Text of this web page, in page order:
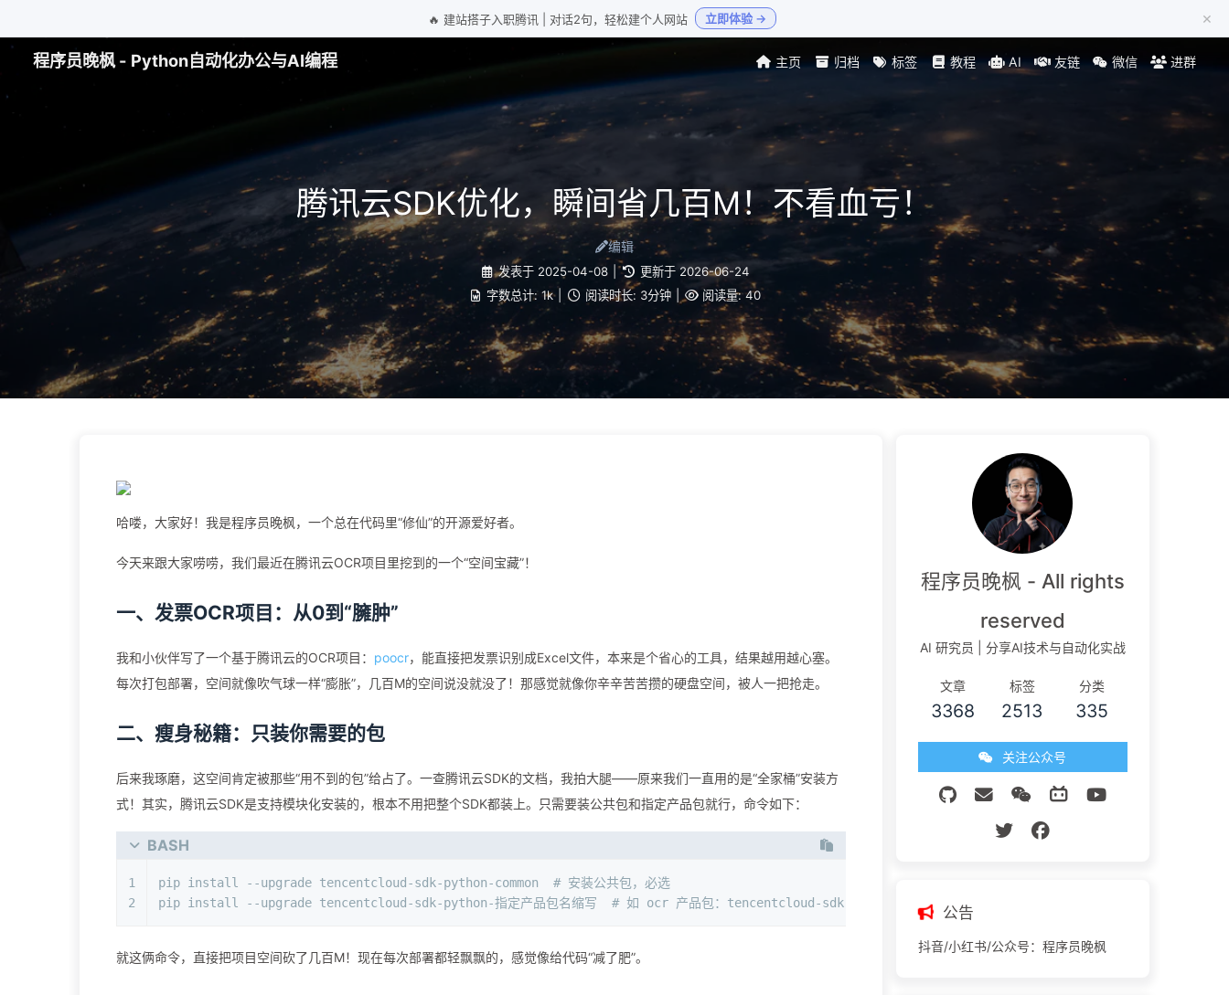
🔥 建站搭子入职腾讯 | 对话2句，轻松建个人网站 立即体验 → ×
程序员晚枫 - Python自动化办公与AI编程 主页 归档 标签 教程 AI 友链 微信 进群
腾讯云SDK优化，瞬间省几百M！不看血亏！
编辑
发表于 2025-04-08 更新于 2026-06-24
字数总计: 1k 阅读时长: 3分钟 阅读量: 40
哈喽，大家好！我是程序员晚枫，一个总在代码里“修仙”的开源爱好者。
今天来跟大家唠唠，我们最近在腾讯云OCR项目里挖到的一个“空间宝藏”！
一、发票OCR项目：从0到“臃肿”
我和小伙伴写了一个基于腾讯云的OCR项目： poocr，能直接把发票识别成Excel文件，本来是个省心的工具，结果越用越心塞。
每次打包部署，空间就像吹气球一样“膨胀”，几百M的空间说没就没了！那感觉就像你辛辛苦苦攒的硬盘空间，被人一把抢走。
二、瘦身秘籍：只装你需要的包
后来我琢磨，这空间肯定被那些“用不到的包”给占了。一查腾讯云SDK的文档，我拍大腿——原来我们一直用的是“全家桶”安装方
式！其实，腾讯云SDK是支持模块化安装的，根本不用把整个SDK都装上。只需要装公共包和指定产品包就行，命令如下：
BASH
1
2
pip install --upgrade tencentcloud-sdk-python-common # 安装公共包，必选
pip install --upgrade tencentcloud-sdk-python-指定产品包名缩写 # 如 ocr 产品包：tencentcloud-sdk-python-ocr
就这俩命令，直接把项目空间砍了几百M！现在每次部署都轻飘飘的，感觉像给代码“减了肥”。
程序员晚枫 - All rights
reserved
AI 研究员 | 分享AI技术与自动化实战
文章
3368
标签
2513
分类
335
关注公众号
公告
抖音/小红书/公众号：程序员晚枫